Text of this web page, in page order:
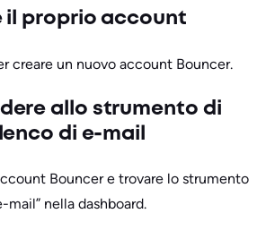
il proprio account
creare un nuovo account Bouncer.
allo strumento di
di e-mail
Bouncer e trovare lo strumento
mail” nella dashboard.